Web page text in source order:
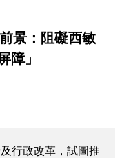
Русский
景：阻礙西敏
障」
行政改革，試圖推